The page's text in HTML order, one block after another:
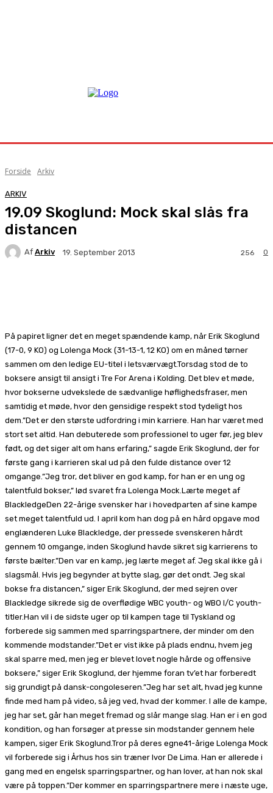
Forside Arkiv
ARKIV
19.09 Skoglund: Mock skal slås fra
distancen
Af Arkiv 19. September 2013 0
256
På papiret ligner det en meget spændende kamp, når Erik Skoglund
(17-0, 9 KO) og Lolenga Mock (31-13-1, 12 KO) om en måned tørner
sammen om den ledige EU-titel i letsværvægt.Torsdag stod de to
boksere ansigt til ansigt i Tre For Arena i Kolding. Det blev et møde,
hvor bokserne udvekslede de sædvanlige høflighedsfraser, men
samtidig et møde, hvor den gensidige respekt stod tydeligt hos
dem.”Det er den største udfordring i min karriere. Han har været med
stort set altid. Han debuterede som professionel to uger før, jeg blev
født, og det siger alt om hans erfaring,” sagde Erik Skoglund, der for
første gang i karrieren skal ud på den fulde distance over 12
omgange.”Jeg tror, det bliver en god kamp, for han er en ung og
talentfuld bokser,” lød svaret fra Lolenga Mock.Lærte meget af
BlackledgeDen 22-årige svensker har i hovedparten af sine kampe
set meget talentfuld ud. I april kom han dog på en hård opgave mod
englænderen Luke Blackledge, der pressede svenskeren hårdt
gennem 10 omgange, inden Skoglund havde sikret sig karrierens to
første bælter.”Den var en kamp, jeg lærte meget af. Jeg skal ikke gå i
slagsmål. Hvis jeg begynder at bytte slag, gør det ondt. Jeg skal
bokse fra distancen,” siger Erik Skoglund, der med sejren over
Blackledge sikrede sig de overflødige WBC youth- og WBO I/C youth-
titler.Han vil i de sidste uger op til kampen tage til Tyskland og
forberede sig sammen med sparringspartnere, der minder om den
kommende modstander.”Det er vist ikke på plads endnu, hvem jeg
skal sparre med, men jeg er blevet lovet nogle hårde og offensive
boksere,” siger Erik Skoglund, der hjemme foran tv’et har forberedt
sig grundigt på dansk-congoleseren.”Jeg har set alt, hvad jeg kunne
finde med ham på video, så jeg ved, hvad der kommer. I alle de kampe,
jeg har set, går han meget fremad og slår mange slag. Han er i en god
kondition, og han forsøger at presse sin modstander gennem hele
kampen, siger Erik Skoglund.Tror på deres egne41-årige Lolenga Mock
vil forberede sig i Århus hos sin træner Ivor De Lima. Han er allerede i
gang med en engelsk sparringspartner, og han lover, at han nok skal
være på toppen.”Der kommer en sparringspartnere mere i næste uge,